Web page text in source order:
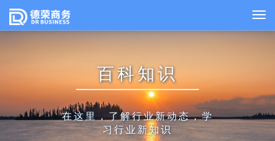
百科知识
在这里，了解行业新动态，学
习行业新知识